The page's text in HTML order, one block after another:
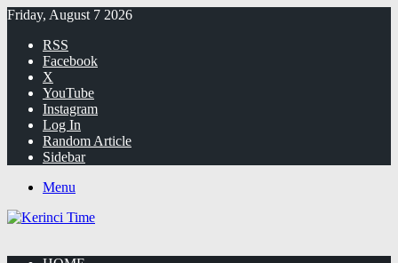
Friday, August 7 2026
RSS
Facebook
X
YouTube
Instagram
Log In
Random Article
Sidebar
Menu